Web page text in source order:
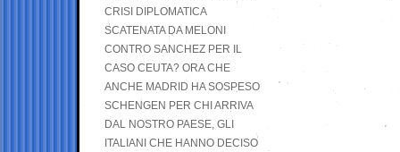
CRISI DIPLOMATICA
SCATENATA DA MELONI
CONTRO SANCHEZ PER IL
CASO CEUTA? ORA CHE
ANCHE MADRID HA SOSPESO
SCHENGEN PER CHI ARRIVA
DAL NOSTRO PAESE, GLI
ITALIANI CHE HANNO DECISO